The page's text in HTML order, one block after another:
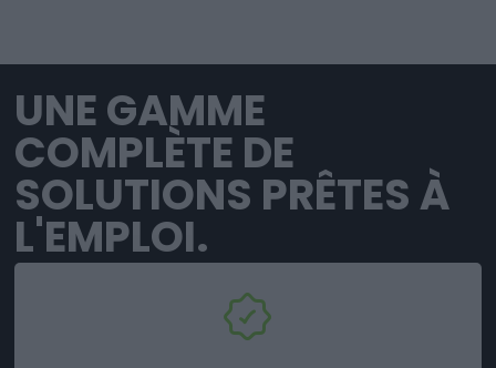
UNE GAMME
COMPLÈTE DE
SOLUTIONS PRÊTES À
L'EMPLOI.